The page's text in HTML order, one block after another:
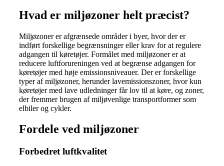
Hvad er miljøzoner helt præcist?
Miljøzoner er afgrænsede områder i byer, hvor der er
indført forskellige begrænsninger eller krav for at regulere
adgangen til køretøjer. Formålet med miljøzoner er at
reducere luftforureningen ved at begrænse adgangen for
køretøjer med høje emissionsniveauer. Der er forskellige
typer af miljøzoner, herunder lavemissionszoner, hvor kun
køretøjer med lave udledninger får lov til at køre, og zoner,
der fremmer brugen af miljøvenlige transportformer som
elbiler og cykler.
Fordele ved miljøzoner
Forbedret luftkvalitet